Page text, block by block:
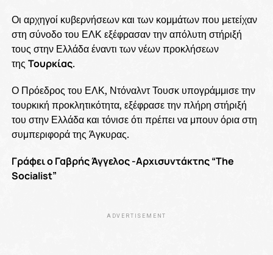
Οι αρχηγοί κυβερνήσεων και των κομμάτων που μετείχαν
στη σύνοδο του ΕΛΚ εξέφρασαν την απόλυτη στήριξή
τους στην Ελλάδα έναντι των νέων προκλήσεων
της Τουρκίας.
Ο Πρόεδρος του ΕΛΚ, Ντόναλντ Τουσκ υπογράμμισε την
τουρκική προκλητικότητα, εξέφρασε την πλήρη στήριξή
του στην Ελλάδα και τόνισε ότι πρέπει να μπουν όρια στη
συμπεριφορά της Άγκυρας.
Γράφει ο Γαβρής Άγγελος -Αρχισυντάκτης “Τhe
Socialist”
ADVERTISEMENT